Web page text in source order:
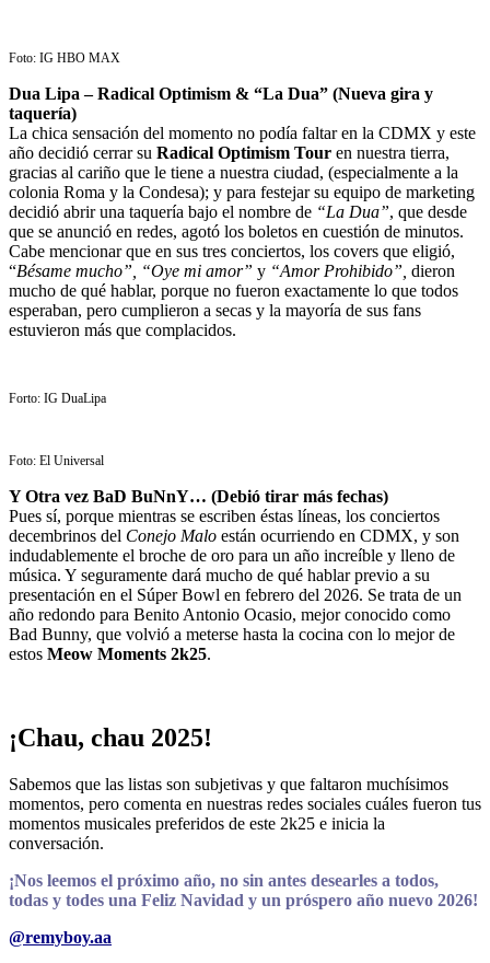
Foto: IG HBO MAX
Dua Lipa – Radical Optimism & “La Dua” (Nueva gira y
taquería)
La chica sensación del momento no podía faltar en la CDMX y este
año decidió cerrar su Radical Optimism Tour en nuestra tierra,
gracias al cariño que le tiene a nuestra ciudad, (especialmente a la
colonia Roma y la Condesa); y para festejar su equipo de marketing
decidió abrir una taquería bajo el nombre de “La Dua”, que desde
que se anunció en redes, agotó los boletos en cuestión de minutos.
Cabe mencionar que en sus tres conciertos, los covers que eligió,
“Bésame mucho”, “Oye mi amor” y “Amor Prohibido”, dieron
mucho de qué hablar, porque no fueron exactamente lo que todos
esperaban, pero cumplieron a secas y la mayoría de sus fans
estuvieron más que complacidos.
Forto: IG DuaLipa
Foto: El Universal
Y Otra vez BaD BuNnY… (Debió tirar más fechas)
Pues sí, porque mientras se escriben éstas líneas, los conciertos
decembrinos del Conejo Malo están ocurriendo en CDMX, y son
indudablemente el broche de oro para un año increíble y lleno de
música. Y seguramente dará mucho de qué hablar previo a su
presentación en el Súper Bowl en febrero del 2026. Se trata de un
año redondo para Benito Antonio Ocasio, mejor conocido como
Bad Bunny, que volvió a meterse hasta la cocina con lo mejor de
estos Meow Moments 2k25.
¡Chau, chau 2025!
Sabemos que las listas son subjetivas y que faltaron muchísimos
momentos, pero comenta en nuestras redes sociales cuáles fueron tus
momentos musicales preferidos de este 2k25 e inicia la
conversación.
¡Nos leemos el próximo año, no sin antes desearles a todos,
todas y todes una Feliz Navidad y un próspero año nuevo 2026!
@remyboy.aa